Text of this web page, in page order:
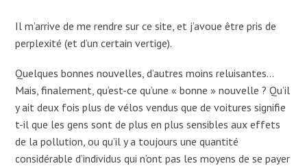
Il m’arrive de me rendre sur ce site, et j’avoue être pris de
perplexité (et d’un certain vertige).
Quelques bonnes nouvelles, d’autres moins reluisantes…
Mais, finalement, qu’est-ce qu’une « bonne » nouvelle ? Qu’il
y ait deux fois plus de vélos vendus que de voitures signifie
t-il que les gens sont de plus en plus sensibles aux effets
de la pollution, ou qu’il y a toujours une quantité
considérable d’individus qui n’ont pas les moyens de se payer